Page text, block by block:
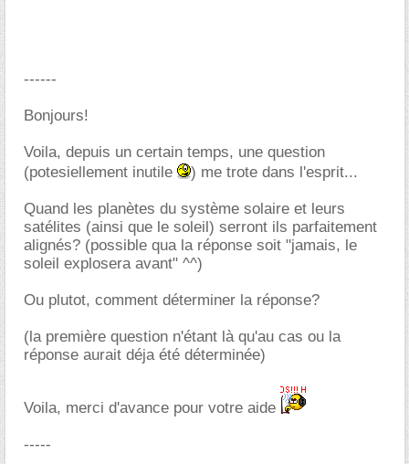
------
Bonjours!
Voila, depuis un certain temps, une question
(potesiellement inutile
) me trote dans l'esprit...
Quand les planètes du système solaire et leurs
satélites (ainsi que le soleil) serront ils parfaitement
alignés? (possible qua la réponse soit "jamais, le
soleil explosera avant" ^^)
Ou plutot, comment déterminer la réponse?
(la première question n'étant là qu'au cas ou la
réponse aurait déja été déterminée)
Voila, merci d'avance pour votre aide
-----